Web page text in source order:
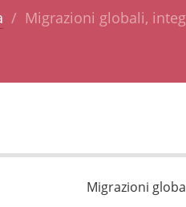
Migrazioni globali,
Migrazioni